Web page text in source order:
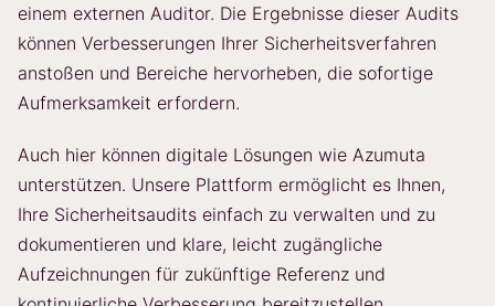
einem externen Auditor. Die Ergebnisse dieser Audits
können Verbesserungen Ihrer Sicherheitsverfahren
anstoßen und Bereiche hervorheben, die sofortige
Aufmerksamkeit erfordern.
Auch hier können digitale Lösungen wie Azumuta
unterstützen. Unsere Plattform ermöglicht es Ihnen,
Ihre Sicherheitsaudits einfach zu verwalten und zu
dokumentieren und klare, leicht zugängliche
Aufzeichnungen für zukünftige Referenz und